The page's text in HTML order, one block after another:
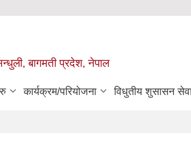
बागमती प्रदेश, नेपाल
कार्यक्रम/परियोजना विधुतीय शुसासन